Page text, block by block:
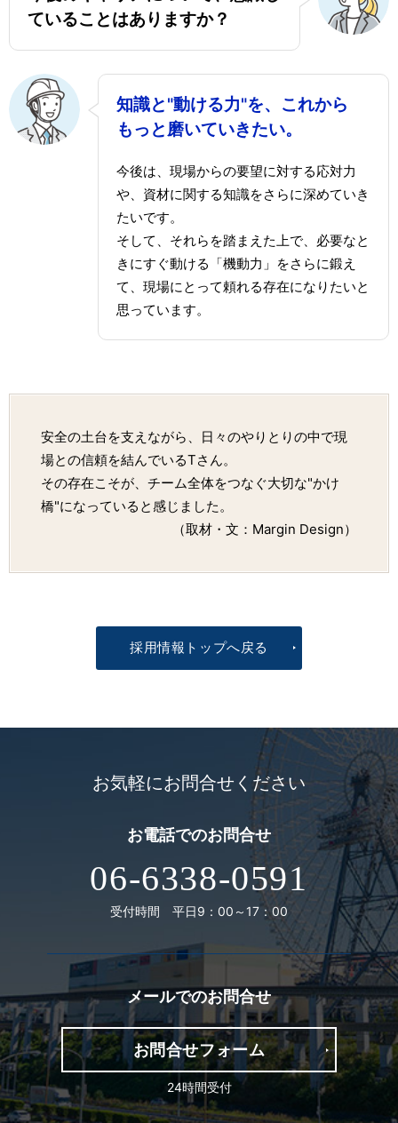
ていることはありますか？
知識と"動ける力"を、これから
もっと磨いていきたい。
今後は、現場からの要望に対する応対力
や、資材に関する知識をさらに深めていき
たいです。
そして、それらを踏まえた上で、必要なと
きにすぐ動ける「機動力」をさらに鍛え
て、現場にとって頼れる存在になりたいと
思っています。
安全の土台を支えながら、日々のやりとりの中で現
場との信頼を結んでいるTさん。
その存在こそが、チーム全体をつなぐ大切な"かけ
橋"になっていると感じました。
（取材・文：Margin Design）
採用情報トップへ戻る
お気軽にお問合せください
お電話でのお問合せ
06-6338-0591
受付時間 平日9：00～17：00
メールでのお問合せ
お問合せフォーム
24時間受付